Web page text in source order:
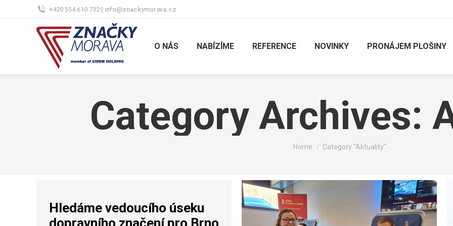
+420 554 610 732 | info@znackymorava.cz
O NÁS NABÍZÍME REFERENCE NOVINKY PRONÁJEM PLOŠINY
Category Archives:
You are here:
Home Category "Aktuality"
Hledáme vedoucího úseku
dopravního značení pro Brno